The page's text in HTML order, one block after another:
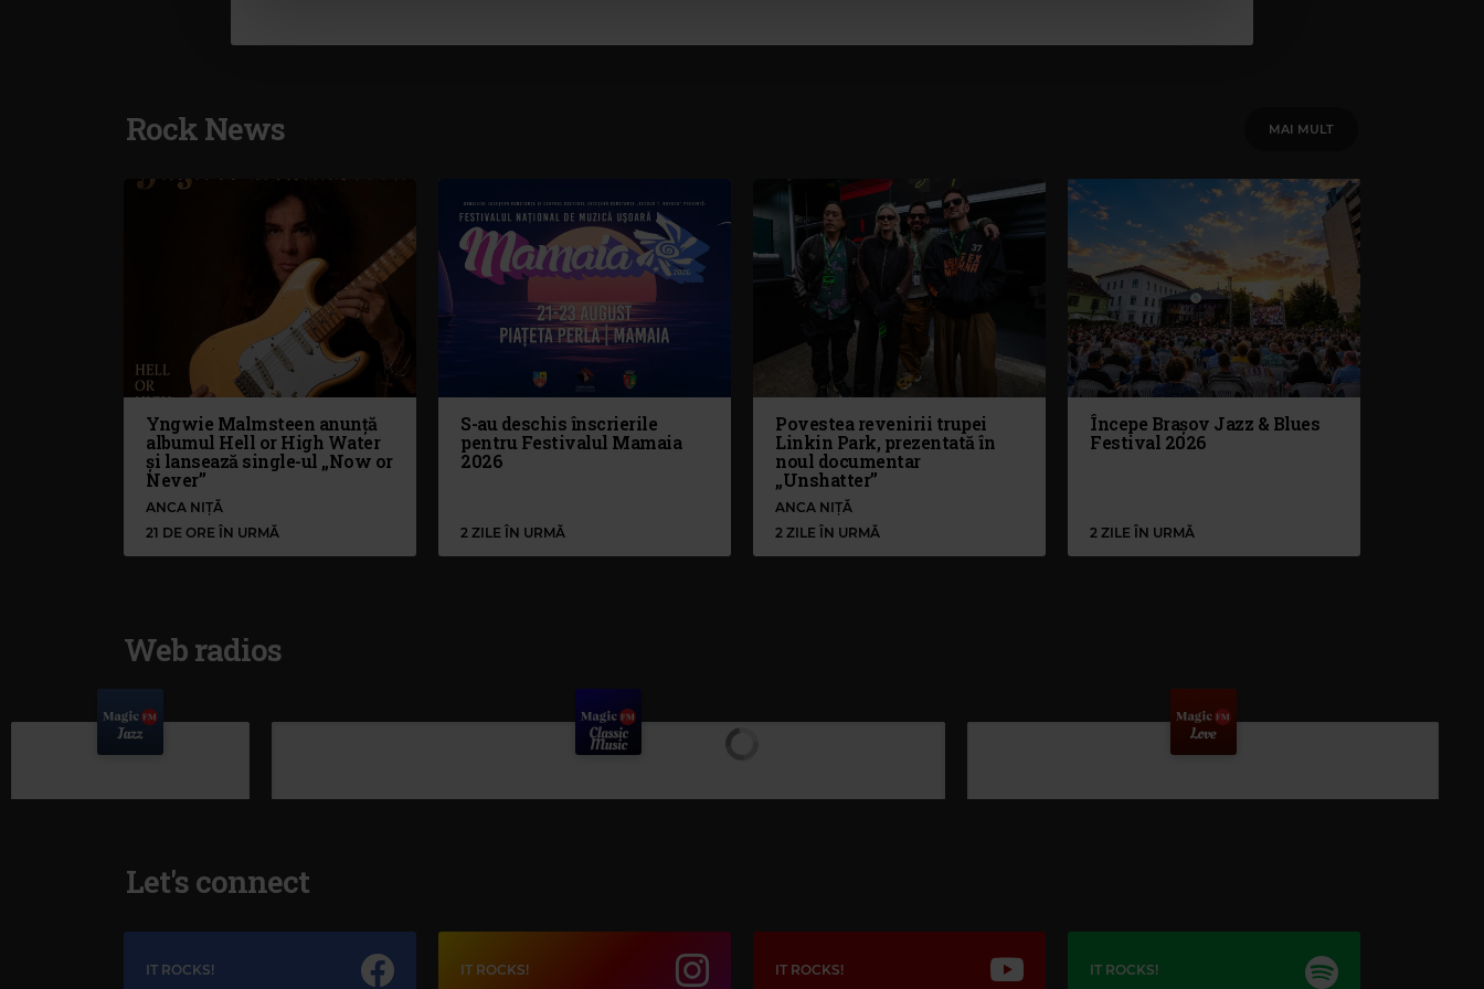
Rock News MAI MULT
Yngwie Malmsteen anunță
albumul Hell or High Water
și lansează single-ul „Now or
Never”
ANCA NIȚĂ
21 DE ORE ÎN URMĂ
S-au deschis înscrierile
pentru Festivalul Mamaia
2026
2 ZILE ÎN URMĂ
Povestea revenirii trupei
Linkin Park, prezentată în
noul documentar
„Unshatter”
ANCA NIȚĂ
2 ZILE ÎN URMĂ
Începe Brașov Jazz & Blues
Festival 2026
2 ZILE ÎN URMĂ
Web radios
Let's connect
IT ROCKS! IT ROCKS! IT ROCKS! IT ROCKS!